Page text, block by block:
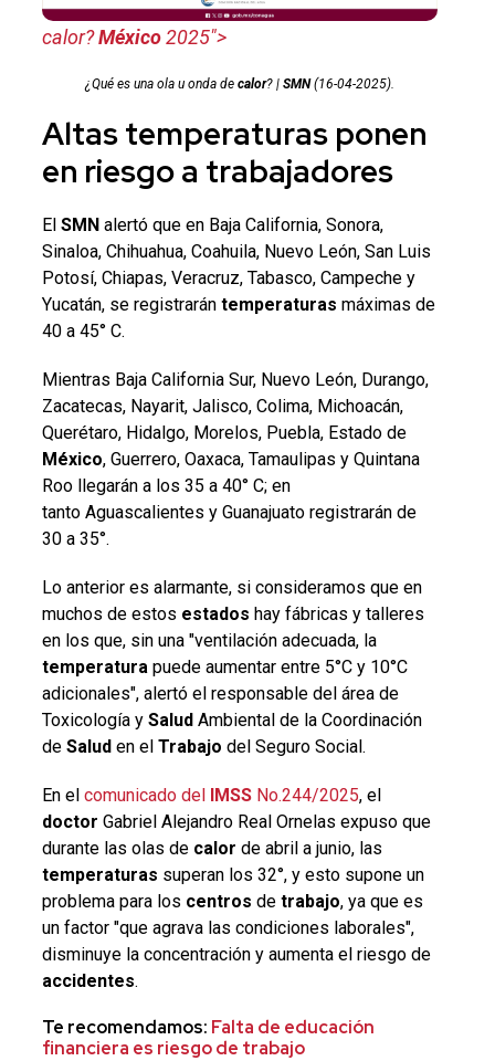
calor?México2025">
¿Qué es una ola u onda de calor? | SMN(16-04-2025).
Altastemperaturasponen
en riesgo a trabajadores
El SMNalertó que en Baja California, Sonora,
Sinaloa, Chihuahua, Coahuila, Nuevo León, San Luis
Potosí, Chiapas, Veracruz, Tabasco, Campeche y
Yucatán, se registrarán temperaturas máximas de
40 a 45° C.
Mientras Baja California Sur, Nuevo León, Durango,
Zacatecas, Nayarit, Jalisco, Colima, Michoacán,
Querétaro, Hidalgo, Morelos, Puebla, Estado de
México, Guerrero, Oaxaca, Tamaulipas y Quintana
Roo llegarán a los 35 a 40° C; en
tanto Aguascalientes y Guanajuato registrarán de
30 a 35°.
Lo anterior es alarmante, si consideramos que en
muchos de estos estados hay fábricas y talleres
en los que, sin una "ventilación adecuada, la
temperaturapuede aumentar entre 5°C y 10°C
adicionales", alertó el responsable del área de
Toxicología y SaludAmbiental de la Coordinación
de Saluden el Trabajo del Seguro Social.
En el comunicado del IMSSNo.244/2025, el
doctor Gabriel Alejandro Real Ornelas expuso que
durante las olas de calor de abril a junio, las
temperaturas superan los 32°, y esto supone un
problema para los centros de trabajo, ya que es
un factor "que agrava las condiciones laborales",
disminuyela concentración y aumenta el riesgo de
accidentes.
Te recomendamos: Falta de educación
financiera es riesgo de trabajo